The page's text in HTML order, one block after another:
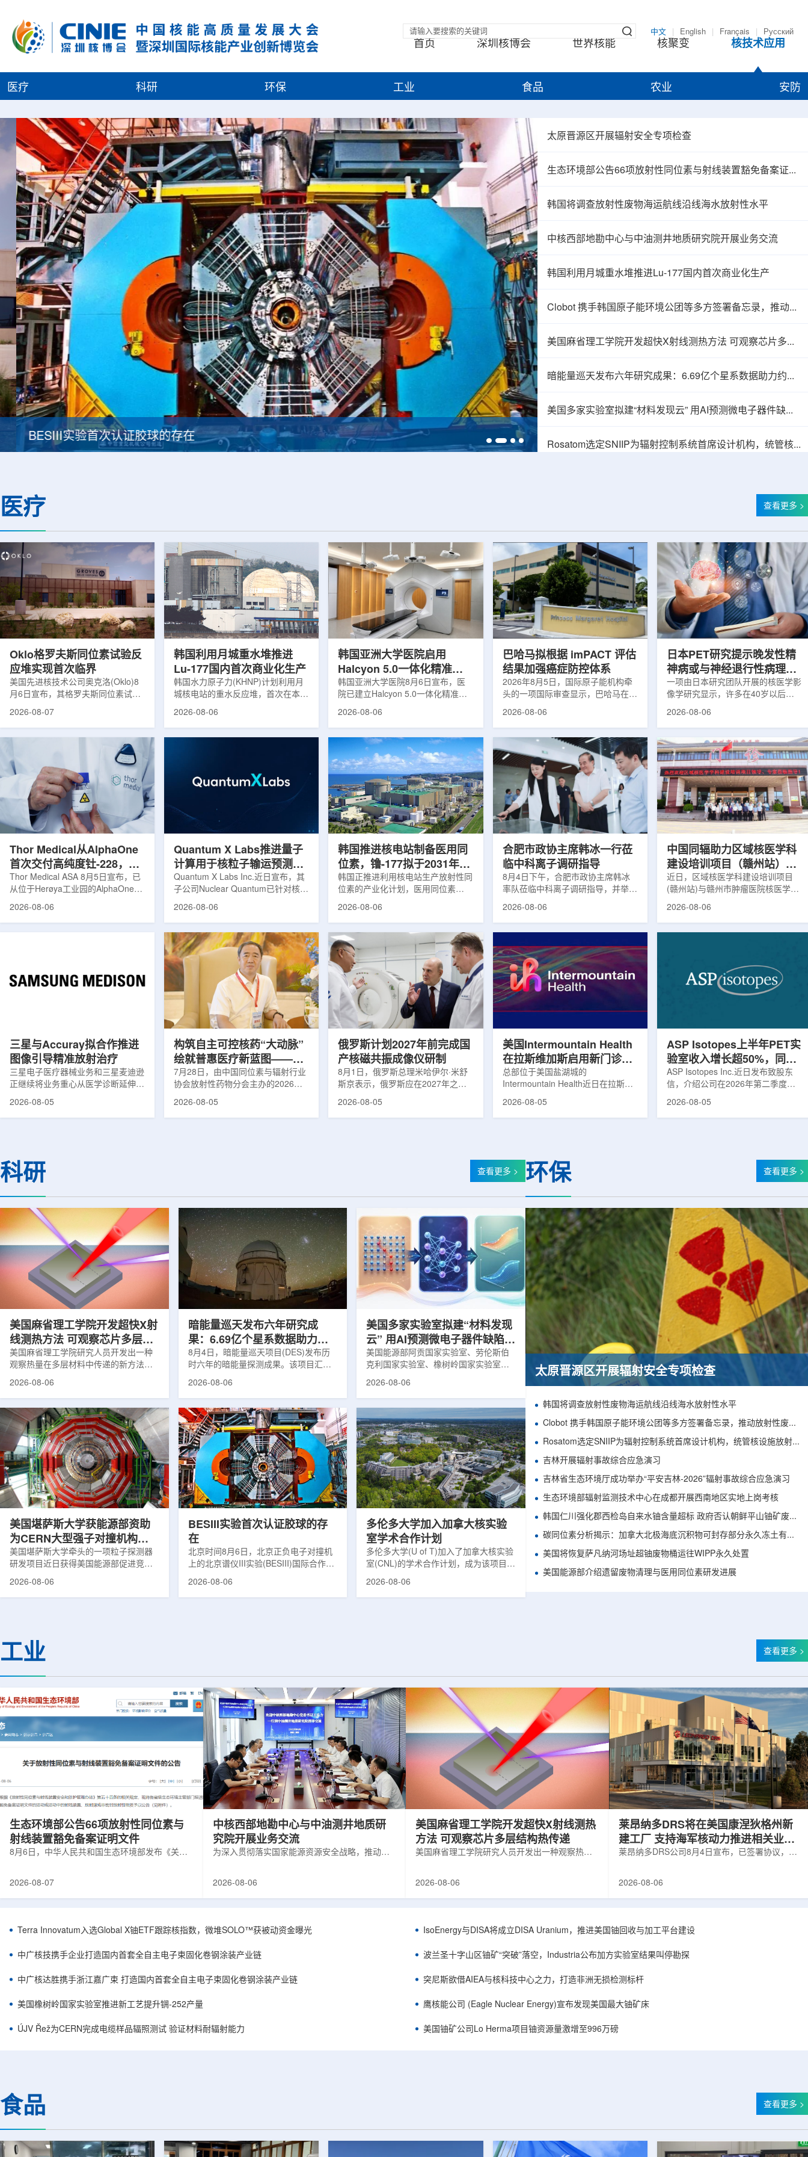
中文 English Français Русский
首页 深圳核博会 世界核能 核聚变 核技术应用
医疗 科研 环保 工业 食品 农业 安防
BESIII实验首次认证胶球的存在 Thor Medical从AlphaOne首次交付高纯度钍-
太原晋源区开展辐射安全专项检查
生态环境部公告66项放射性同位素与射线装置豁免备案证明文件
韩国将调查放射性废物海运航线沿线海水放射性水平
中核西部地勘中心与中油测井地质研究院开展业务交流
韩国利用月城重水堆推进Lu-177国内首次商业化生产
Clobot 携手韩国原子能环境公团等多方签署备忘录，推动放射性废物安全管理多机型机器人示范
美国麻省理工学院开发超快X射线测热方法 可观察芯片多层结构热传递
暗能量巡天发布六年研究成果：6.69亿个星系数据助力约束宇宙加速膨胀
美国多家实验室拟建“材料发现云” 用AI预测微电子器件缺陷影响
Rosatom选定SNIIP为辐射控制系统首席设计机构，统管核设施放射仪表标准化与进口替代保障
医疗 查看更多 >
Oklo格罗夫斯同位素试验反
应堆实现首次临界
美国先进核技术公司奥克洛(Oklo)8
月6日宣布，其格罗夫斯同位素试验
反应堆已在低功率状态下实现可控自
格罗夫斯同位素试验反应堆设施(图
片：格罗夫斯)格罗夫斯低功率试验
反应堆位于美国得克萨斯州洛克哈
特，是美国能源部反应堆试点计划下
首个在私人土地上实现临界的反应
堆。根据奥克洛介绍，该设施从未开
发土地起步建设，完成了土建开挖、
工程建设、组件制造或采购、燃料配
2026-08-07
韩国利用月城重水堆推进
Lu-177国内首次商业化生产
韩国水力原子力(KHNP)计划利用月
城核电站的重水反应堆，首次在本土
生产用于癌症治疗的放射性同位素
元化的供应链并缩短运输时间。此次
计划的首要目标是实现镥-177的商业
化生产，预计在2028年进行试生
产，并在2031年开始全面量产。之
后，韩国水力原子力还将扩大生产范
2026-08-06
韩国亚洲大学医院启用
Halcyon 5.0一体化精准放
射治疗方案
韩国亚洲大学医院8月6日宣布，医
院已建立Halcyon 5.0一体化精准放
射治疗解决方案，并开始全面用于患
实时运动管理整合到同一治疗流程
中，用于提升图像引导放射治疗的精
准度和安全性。此次实施方案以
Halcyon系统软件5.0版本为基础，集
成高分辨率锥形束CT成像系统
HyperSight、六自由度患者定位台
Dynamic Couch，以及表面引导放
射治疗系统IDENTIFY。亚洲大学医
2026-08-06
巴哈马拟根据 imPACT 评估
结果加强癌症防控体系
2026年8月5日，国际原子能机构牵
头的一项国际审查显示，巴哈马在加
强癌症治疗服务方面具备进一步提升
治疗效果提出了路线图。巴哈马拿骚
玛格丽特公主医院(图片：Pelow
Media/Adobe Stock)这项 imPACT
评估由国际原子能机构、世界卫生组
织/泛美卫生组织和国际癌症研究机
构共同开展，应巴哈马卫生与健康部
请求进行，重点评估该国癌症防控能
力和实际需求。6月9日至11日，专
2026-08-06
日本PET研究提示晚发性精
神病或与神经退行性病理相
关
一项由日本研究团队开展的核医学影
像学研究显示，许多在40岁以后首
次出现幻觉、妄想等精神病性症状的
常沉积。研究纳入37名晚发性精神
病患者和47名年龄匹配的健康对照
者。研究人员采用淀粉样蛋白PET示
踪剂^11C-PiB，以及tau蛋白PET示
踪剂^18F-florzolotau，对受试者大
脑中的β-淀粉样蛋白和tau蛋白积累
情况进行评估。结果显示，晚发性精
2026-08-06
Thor Medical从AlphaOne
首次交付高纯度钍-228，商
业供货启动
Thor Medical ASA 8月5日宣布，已
从位于Herøya工业园的AlphaOne生
产设施完成首批高纯度钍-228(Th-
工业规模制造的开始，首批客户交付
表明公司已完成从产能建设到利用首
2026-08-06
Quantum X Labs推进量子
计算用于核粒子输运预测模
拟
Quantum X Labs Inc.近日宣布，其
子公司Nuclear Quantum已针对核工
业计算模拟中的一项瓶颈提出新方
算密集型场景。据介绍，传统粒子输
运模拟在核医学系统设计中具有重要
作用，但往往需要大量计算资源，并
伴随较长运行时间，影响研发和优化
效率。Nuclear Quantum此次提出的
技术，旨在把物理输运模型转化为量
子电路，使粒子传播和随机游走动力
学能够直接在量子计算框架中表示和
2026-08-06
韩国推进核电站制备医用同
位素，镥-177拟于2031年商
业化生产
韩国正推进利用核电站生产放射性同
位素的产业化计划，医用同位素
镥-177(Lu-177)被列为首个商业化目
产，后续还可能将产品范围扩大至
钴-60、氚-3和氦-3等同位素。Lu-
177是当前全球放射性药物市场中应
用较广的治疗性放射性同位素，可用
于前列腺癌、神经内分泌肿瘤等疾病
相关放射性药物。此前，韩国所需
Lu-177完全依赖进口。由于其半衰
期约为6.6天，从生产、运输到药物
2026-08-06
合肥市政协主席韩冰一行莅
临中科离子调研指导
8月4日下午，合肥市政协主席韩冰
率队莅临中科离子调研指导，并举行
座谈交流。市人大常委会副主任雍凤
中国科学院合肥物质科学研究院副院
长宋云涛，中科离子董事长刘璐，总
经理陈永华，副总经理丁开忠、李
俊、光若怀陪同。韩冰一行详细了解
中科离子产业布局、经营情况，重点
围绕核医疗及高端装备关键技术突
2026-08-06
中国同辐助力区域核医学科
建设培训项目（赣州站）与
赣州市肿瘤医院核医学诊疗
高质量建设项目同步启动
近日，区域核医学科建设培训项目
(赣州站)与赣州市肿瘤医院核医学诊
疗高质量建设项目在赣州市肿瘤医院
任杨传盛主持。赣州市卫生健康委员
会副主任傅伟、中华医学会核医学分
会主任委员汪静、赣州市肿瘤医院党
2026-08-06
三星与Accuray拟合作推进
图像引导精准放射治疗
三星电子医疗器械业务和三星麦迪逊
正继续将业务重心从医学诊断延伸至
治疗领域。8月5日，三星HME美国
CT扫描仪BodyTom与Accuray机器
人放射外科平台CyberKnife相结合。
连接起来，使医务人员能够更准确地
确...
2026-08-05
构筑自主可控核药“大动脉”
绘就普惠医疗新蓝图——专
访中国同辐总工程师、中核
集团首席科学家刘蕴韬
7月28日，由中国同位素与辐射行业
协会放射性药物分会主办的2026年
放射性药物创新发展大会在山西省太
持续缩小城乡核医疗资源差距。同
时，以...
2026-08-05
俄罗斯计划2027年前完成国
产核磁共振成像仪研制
8月1日，俄罗斯总理米哈伊尔·米舒
斯京表示，俄罗斯应在2027年之前
完成国产核磁共振成像仪的研制工
家原子能公司推进，并称该设备预计
核磁共振成像仪。该设备若按计划
2026-08-05
美国Intermountain Health
在拉斯维加斯启用新门诊诊
所，配置PET/CT和直线加
速器
总部位于美国盐湖城的
Intermountain Health近日在拉斯维
加斯西南部启用一座新的门诊诊所。
开放日活动后正式开放。该诊所整合
了此前分布在拉斯维加斯谷多个地点
疗服务。根据介绍，诊所服务范围包
括成人及...
2026-08-05
ASP Isotopes上半年PET实
验室收入增长超50%，同位
素浓缩设施推进商业生产
ASP Isotopes Inc.近日发布致股东
信，介绍公司在2026年第二季度财
务业绩公布前各业务板块的运营进
相关业务通常与放射性药物制备、分
子影像和核医学诊断应用密切相关。
入商业生产前的最后阶段，预计将在
2026年下半年交...
2026-08-05
科研 查看更多 >
美国麻省理工学院开发超快X射
线测热方法 可观察芯片多层结
构热传递
美国麻省理工学院研究人员开发出一种
观察热量在多层材料中传递的新方法，
于《自然通讯》。随着计算机芯片尺寸
不断缩小、功率密度持续提高，器件过
热正成为限制性能提升的重要因素。传
统热流测量方法在面对真实电子器件的
多层结构时存在局限，例如常用的时域
热反射法难以区分不同材料层中的热传
输情况，红外成像等方法也难以在微小
尺度上捕捉快速变化。为解决这一问
题...
2026-08-06
暗能量巡天发布六年研究成
果：6.69亿个星系数据助力约
束宇宙加速膨胀
8月4日，暗能量巡天项目(DES)发布历
时六年的暗能量探测成果。该项目汇总
6.69亿个星系、数千个星系团以及3000
多颗超新星的信息，用于研究宇宙加速
膨胀和宇宙结构演化。为了实现DES，
费米实验室制造了一台极其灵敏的5.7亿
像素数字相机DECam，并将其安装在位
于智利安第斯山脉的美国国家科学基金
会托洛洛山美洲际天文台的布兰科4米望
远镜上。(图片由Reidar Hahn/费米国家
加速...
2026-08-06
美国多家实验室拟建“材料发现
云” 用AI预测微电子器件缺陷影
响
美国能源部阿贡国家实验室、劳伦斯伯
克利国家实验室、橡树岭国家实验室和
智能框架，预测微小缺陷如何影响微电
子器件的性能和寿命。材料发现云可视
化图，这是一个基于物理学原理的人工
智能框架，它整合了实验数据、模拟和
高性能计算，用于预测微小缺陷如何影
响微电子器件的性能和寿命。(图片由
ChatGPT 提供。)微电子器件广泛用于
智能手机、笔记本电脑、安全通信和人
工...
2026-08-06
美国堪萨斯大学获能源部资助
为CERN大型强子对撞机构建
新一代探测器
美国堪萨斯大学牵头的一项粒子探测器
研发项目近日获得美国能源部促进竞争
性研究的既定计划(DOE EPSCoR)资
萨斯大学物理与天文系教授迈克尔·默里
和堪萨斯大学杰出教授克里斯托夫·罗永
2026-08-06
BESIII实验首次认证胶球的存
在
北京时间8月6日，北京正负电子对撞机
上的北京谱仪III实验(BESIII)国际合作组
在巴西举行的国际高能物理大会(ICHEP
互...
2026-08-06
多伦多大学加入加拿大核实验
室学术合作计划
多伦多大学(U of T)加入了加拿大核实验
室(CNL)的学术合作计划，成为该项目中
的第十家参与机构。这项举措旨在加强
2026-08-06
环保 查看更多 >
太原晋源区开展辐射安全专项检查
韩国将调查放射性废物海运航线沿线海水放射性水平
Clobot 携手韩国原子能环境公团等多方签署备忘录，推动放射性废物安全管理多机型机器人示范
Rosatom选定SNIIP为辐射控制系统首席设计机构，统管核设施放射仪表标准化与进口替代保障
吉林开展辐射事故综合应急演习
吉林省生态环境厅成功举办“平安吉林-2026”辐射事故综合应急演习
生态环境部辐射监测技术中心在成都开展西南地区实地上岗考核
韩国仁川强化郡西检岛自来水铀含量超标 政府否认朝鲜平山铀矿废水影响
碳同位素分析揭示：加拿大北极海底沉积物可封存部分永久冻土有机碳
美国将恢复萨凡纳河场址超铀废物桶运往WIPP永久处置
美国能源部介绍遗留废物清理与医用同位素研发进展
工业 查看更多 >
生态环境部公告66项放射性同位素与
射线装置豁免备案证明文件
8月6日，中华人民共和国生态环境部发布《关于
将各省级生态环境主管部门报送的、已获得豁免
置、放射源或非密封放射性物质予以公告。随公
告发布的汇总表共列出66项备案记录，涉及山
东、天津、上海、河北、四川、甘肃、安徽、河
南、辽宁等地相关单位。备案内容涵盖...
2026-08-07
中核西部地勘中心与中油测井地质研
究院开展业务交流
为深入贯彻落实国家能源资源安全战略，推动油
地质研究院，开展专项技术交流研讨。会上，中
内油气测井成套装备、井下探测、岩石物理实
验、智能测井解释、深井探测及多源地质数据解
析等成熟技术体系，并结合实战案例分享了含油
气盆地铀矿勘查经验。王乐力介绍了西部中...
2026-08-06
美国麻省理工学院开发超快X射线测热
方法 可观察芯片多层结构热传递
美国麻省理工学院研究人员开发出一种观察热量
寸不断缩小、功率密度持续提高，器件过热正成
在面对真实电子器件的多层结构时存在局限，例
如常用的时域热反射法难以区分不同材料层中的
热传输情况，红外成像等方法也难以在微小尺度
上捕捉快速变化。为解决这一问题...
2026-08-06
莱昂纳多DRS将在美国康涅狄格州新
建工厂 支持海军核动力推进相关业务
增长
莱昂纳多DRS公司8月4日宣布，已签署协议，将
并为公司在核能领域的后续增长提供空间和基础
尔德帕克里奇路120号，占地约14.1087万平方英
尺。工厂建成后，将整合目前分布在康涅狄格州
丹伯里和贝瑟尔三个地点的业务。该设施预计于
2027年初投入使用，若最终设计和租户装修工...
2026-08-06
Terra Innovatum入选Global X铀ETF跟踪核指数，微堆SOLO™获被动资金曝光
中广核技携手企业打造国内首套全自主电子束固化卷钢涂装产业链
中广核达胜携手浙江嘉广束 打造国内首套全自主电子束固化卷钢涂装产业链
美国橡树岭国家实验室推进新工艺提升锎-252产量
ÚJV Řež为CERN完成电缆样品辐照测试 验证材料耐辐射能力
IsoEnergy与DISA将成立DISA Uranium，推进美国铀回收与加工平台建设
波兰圣十字山区铀矿“突破”落空，Industria公布加方实验室结果叫停勘探
突尼斯欲借AIEA与核科技中心之力，打造非洲无损检测标杆
鹰核能公司 (Eagle Nuclear Energy)宣布发现美国最大铀矿床
美国铀矿公司Lo Herma项目铀资源量激增至996万磅
食品 查看更多 >